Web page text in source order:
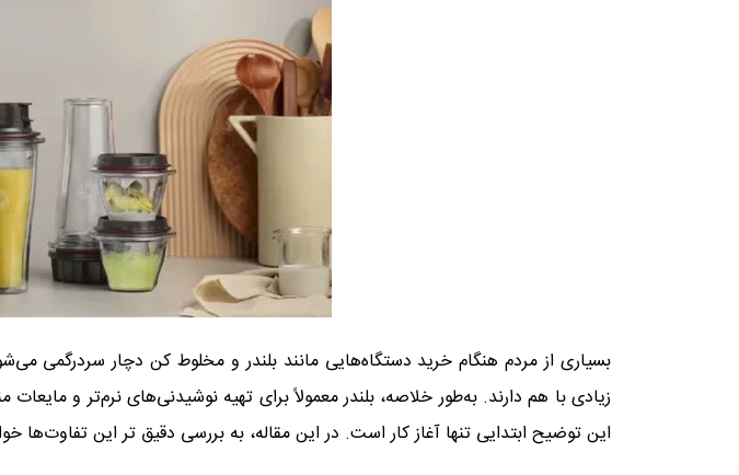
بسیاری از مردم هنگام خرید دستگاه‌هایی مانند بلندر و مخلوط کن دچار سردرگمی
زیادی با هم دارند. به‌طور خلاصه، بلندر معمولاً برای تهیه نوشیدنی‌های نرم‌تر و
این توضیح ابتدایی تنها آغاز کار است. در این مقاله، به بررسی دقیق‌ تر این